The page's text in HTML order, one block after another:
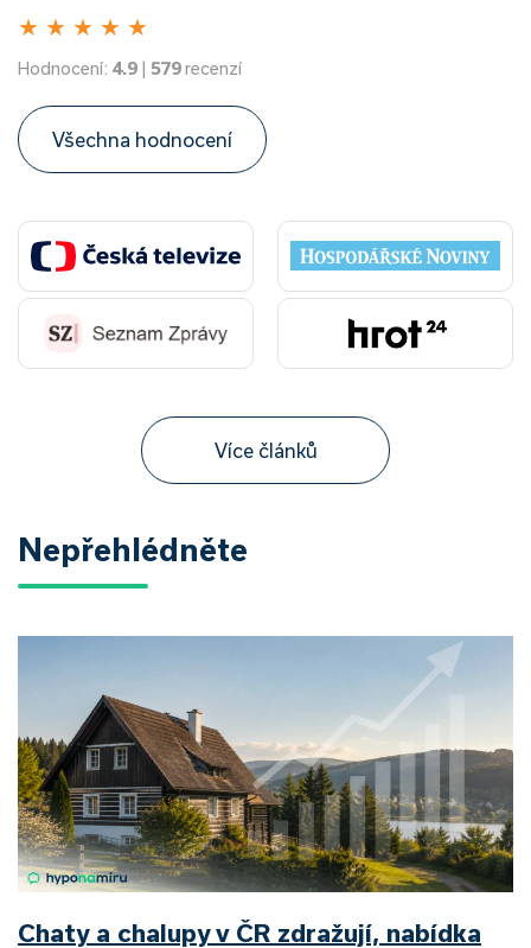
★ ★ ★ ★ ★
Hodnocení: 4.9 | 579recenzí
Všechna hodnocení
Více článků
Nepřehlédněte
Chaty a chalupy v ČR zdražují, nabídka